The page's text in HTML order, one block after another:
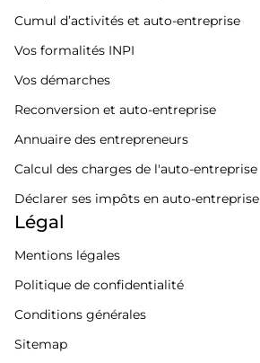
Cumul d’activités et auto-entreprise
Vos formalités INPI
Vos démarches
Reconversion et auto-entreprise
Annuaire des entrepreneurs
Calcul des charges de l'auto-entreprise
Déclarer ses impôts en auto-entreprise
Légal
Mentions légales
Politique de confidentialité
Conditions générales
Sitemap